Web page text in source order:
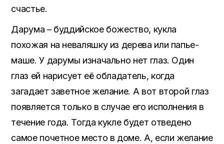
счастье.
Дарума – буддийское божество, кукла
похожая на неваляшку из дерева или папье-
маше. У дарумы изначально нет глаз. Один
глаз ей нарисует её обладатель, когда
загадает заветное желание. А вот второй глаз
появляется только в случае его исполнения в
течение года. Тогда кукле будет отведено
самое почетное место в доме. А, если желание